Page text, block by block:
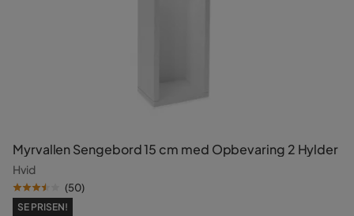
Myrvallen Sengebord 15 cm med Opbevaring 2 Hylder
Hvid
(50)
SE PRISEN!